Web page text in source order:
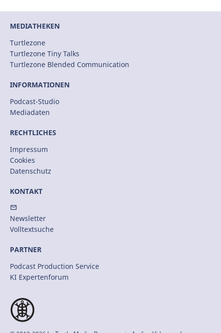
MEDIATHEKEN
Turtlezone
Turtlezone Tiny Talks
Turtlezone Blended Communication
INFORMATIONEN
Podcast-Studio
Mediadaten
RECHTLICHES
Impressum
Cookies
Datenschutz
KONTAKT
Newsletter
Volltextsuche
PARTNER
Podcast Production Service
KI Expertenforum